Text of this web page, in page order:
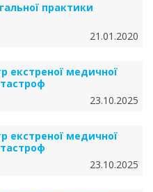
практики
21.01.2020
екстреної медичної
23.10.2025
екстреної медичної
23.10.2025